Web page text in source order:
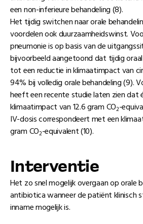
een non-inferieure behandeling (8).
Het tijdig switchen naar orale
voordelen ook duurzaamheidswinst.
pneumonie is op basis van de
bijvoorbeeld aangetoond dat tijdig
tot een reductie in klimaatimpact van
94% bij volledig orale behandeling (9).
heeft een recente studie laten zien dat
klimaatimpact van 12.6 gram CO2-
IV-dosis correspondeert met een
gram CO2-equivalent (10).
Interventie
Het zo snel mogelijk overgaan op orale
antibiotica wanneer de patiënt klinisch
inname mogelijk is.